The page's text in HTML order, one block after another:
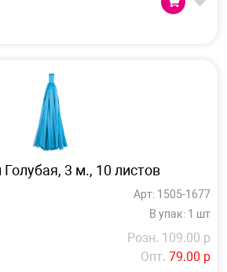
Голубая, 3 м., 10 листов
Арт: 1505-1677
В упак: 1 шт
Розн. 109.00 р
Опт. 79.00 р